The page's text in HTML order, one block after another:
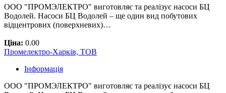
ООО "ПРОМЭЛЕКТРО" виготовляє та реалізує насоси БЦ
Водолей. Насоси БЦ Водолей – ще один вид побутових
відцентрових (поверхневих)…
Ціна: 0.00
Промелектро-Харків, ТОВ
Інформація
ООО "ПРОМЭЛЕКТРО" виготовляє та реалізує насоси БЦ